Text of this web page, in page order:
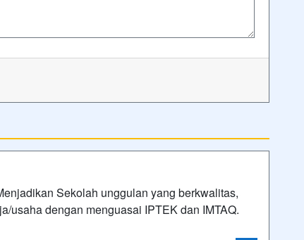
Sekolah unggulan yang berkwalitas,
usaha dengan menguasai IPTEK dan IMTAQ.